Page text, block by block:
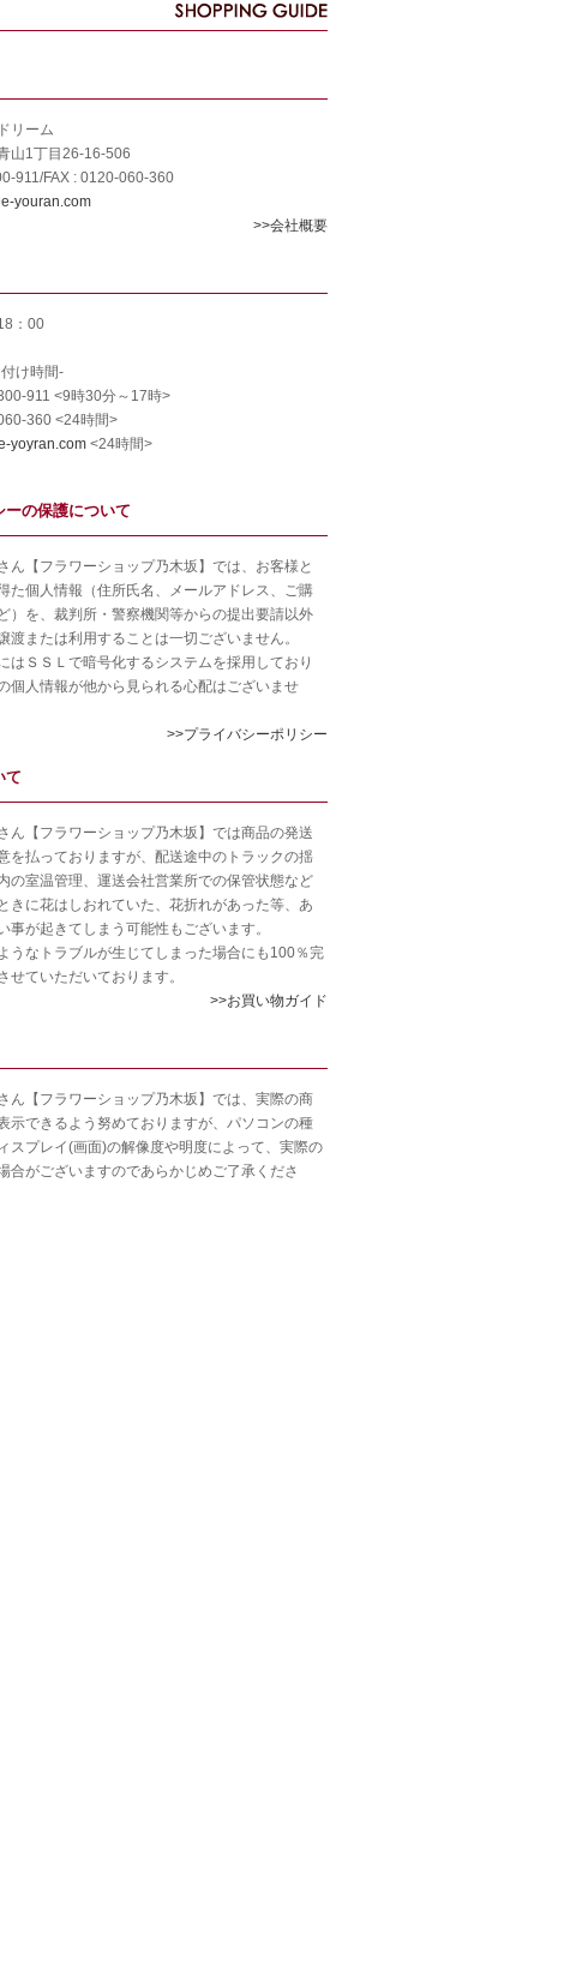
リーム
山1丁目26-16-506
911/FAX : 0120-060-360
youran.com
>>会社概要
：00
け時間-
911 <9時30分～17時>
360 <24時間>
yoyran.com <24時間>
ーの保護について
ん【フラワーショップ乃木坂】では、お客様と
た個人情報（住所氏名、メールアドレス、ご購
）を、裁判所・警察機関等からの提出要請以外
渡または利用することは一切ございません。
はＳＳＬで暗号化するシステムを採用しており
個人情報が他から見られる心配はございませ
>>プライバシーポリシー
て
ん【フラワーショップ乃木坂】では商品の発送
を払っておりますが、配送途中のトラックの揺
の室温管理、運送会社営業所での保管状態など
きに花はしおれていた、花折れがあった等、あ
事が起きてしまう可能性もございます。
うなトラブルが生じてしまった場合にも100％完
せていただいております。
>>お買い物ガイド
ん【フラワーショップ乃木坂】では、実際の商
示できるよう努めておりますが、パソコンの種
スプレイ(画面)の解像度や明度によって、実際の
合がございますのであらかじめご了承くださ